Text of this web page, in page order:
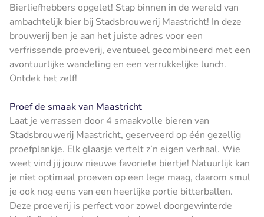
Bierliefhebbers opgelet! Stap binnen in de wereld van
ambachtelijk bier bij Stadsbrouwerij Maastricht! In deze
brouwerij ben je aan het juiste adres voor een
verfrissende proeverij, eventueel gecombineerd met een
avontuurlijke wandeling en een verrukkelijke lunch.
Ontdek het zelf!
Proef de smaak van Maastricht
Laat je verrassen door 4 smaakvolle bieren van
Stadsbrouwerij Maastricht, geserveerd op één gezellig
proefplankje. Elk glaasje vertelt z’n eigen verhaal. Wie
weet vind jij jouw nieuwe favoriete biertje! Natuurlijk kan
je niet optimaal proeven op een lege maag, daarom smul
je ook nog eens van een heerlijke portie bitterballen.
Deze proeverij is perfect voor zowel doorgewinterde